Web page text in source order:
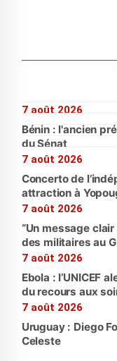
7 août 2026
Bénin : l'ancien
du Sénat
7 août 2026
Concerto de
attraction à
7 août 2026
“Un message
des militaires au
7 août 2026
Ebola : l’UNICEF
du recours aux
7 août 2026
Uruguay : Diego
Celeste